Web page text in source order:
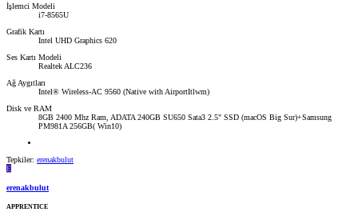
İşlemci Modeli
i7-8565U
Grafik Kartı
Intel UHD Graphics 620
Ses Kartı Modeli
Realtek ALC236
Ağ Aygıtları
Intel® Wireless-AC 9560 (Native with AirportItlwm)
Disk ve RAM
8GB 2400 Mhz Ram, ADATA 240GB SU650 Sata3 2.5" SSD (macOS Big Sur)+Samsung
PM981A 256GB( Win10)
Tepkiler: erenakbulut
E
erenakbulut
APPRENTICE